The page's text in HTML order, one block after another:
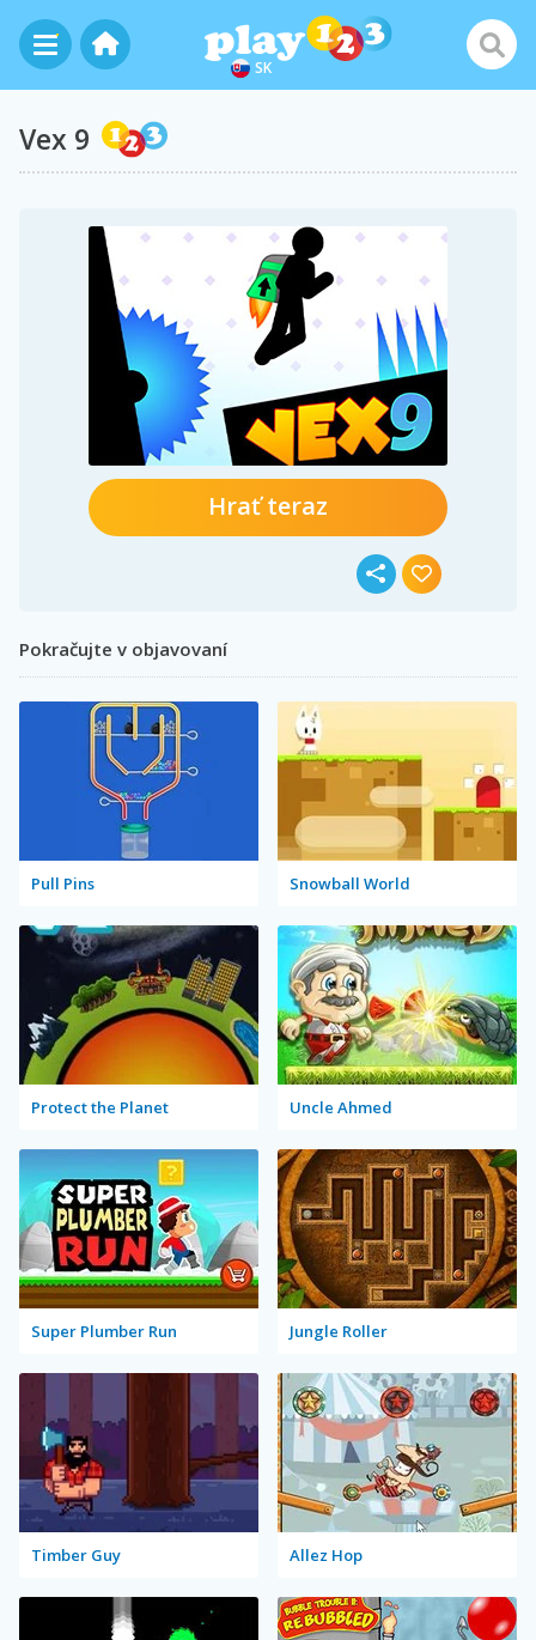
SK
Vex 9
Hrať teraz
Pokračujte v objavovaní
Pull Pins Snowball World
Protect the Planet Uncle Ahmed
Super Plumber Run Jungle Roller
Timber Guy Allez Hop